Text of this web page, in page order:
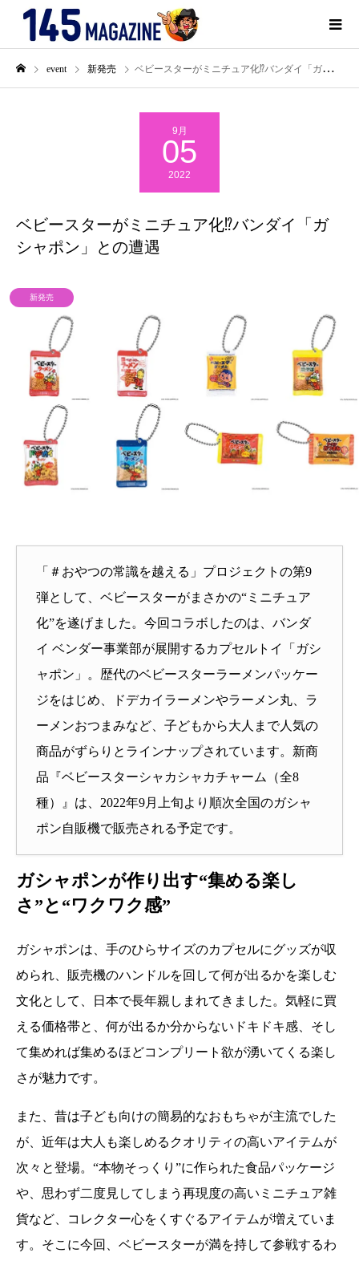
event 新発売 ベビースターがミニチュア化⁉バンダイ「ガシャポン」との遭遇
9月
05
2022
ベビースターがミニチュア化⁉バンダイ「ガ
シャポン」との遭遇
新発売
「＃おやつの常識を越える」プロジェクトの第9
弾として、ベビースターがまさかの“ミニチュア
化”を遂げました。今回コラボしたのは、バンダ
イ ベンダー事業部が展開するカプセルトイ「ガシ
ャポン」。歴代のベビースターラーメンパッケー
ジをはじめ、ドデカイラーメンやラーメン丸、ラ
ーメンおつまみなど、子どもから大人まで人気の
商品がずらりとラインナップされています。新商
品『ベビースターシャカシャカチャーム（全8
種）』は、2022年9月上旬より順次全国のガシャ
ポン自販機で販売される予定です。
ガシャポンが作り出す“集める楽し
さ”と“ワクワク感”
ガシャポンは、手のひらサイズのカプセルにグッズが収
められ、販売機のハンドルを回して何が出るかを楽しむ
文化として、日本で長年親しまれてきました。気軽に買
える価格帯と、何が出るか分からないドキドキ感、そし
て集めれば集めるほどコンプリート欲が湧いてくる楽し
さが魅力です。
また、昔は子ども向けの簡易的なおもちゃが主流でした
が、近年は大人も楽しめるクオリティの高いアイテムが
次々と登場。“本物そっくり”に作られた食品パッケージ
や、思わず二度見してしまう再現度の高いミニチュア雑
貨など、コレクター心をくすぐるアイテムが増えていま
す。そこに今回、ベビースターが満を持して参戦するわ